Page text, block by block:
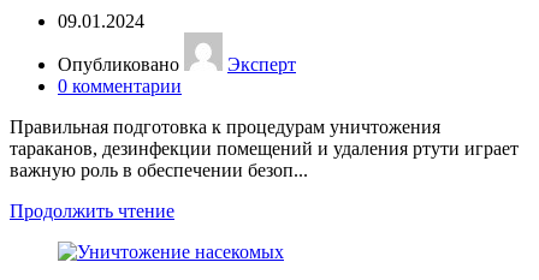
09.01.2024
Опубликовано
Эксперт
0 комментарии
Правильная подготовка к процедурам уничтожения
тараканов, дезинфекции помещений и удаления ртути играет
важную роль в обеспечении безоп...
Продолжить чтение